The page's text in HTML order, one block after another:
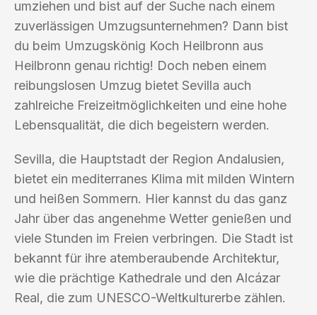
umziehen und bist auf der Suche nach einem
zuverlässigen Umzugsunternehmen? Dann bist
du beim Umzugskönig Koch Heilbronn aus
Heilbronn genau richtig! Doch neben einem
reibungslosen Umzug bietet Sevilla auch
zahlreiche Freizeitmöglichkeiten und eine hohe
Lebensqualität, die dich begeistern werden.
Sevilla, die Hauptstadt der Region Andalusien,
bietet ein mediterranes Klima mit milden Wintern
und heißen Sommern. Hier kannst du das ganz
Jahr über das angenehme Wetter genießen und
viele Stunden im Freien verbringen. Die Stadt ist
bekannt für ihre atemberaubende Architektur,
wie die prächtige Kathedrale und den Alcázar
Real, die zum UNESCO-Weltkulturerbe zählen.